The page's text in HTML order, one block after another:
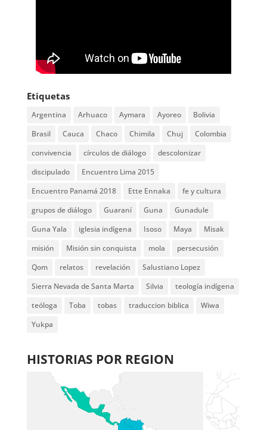
Etiquetas
Argentina Arhuaco Aymara Ayoreo
Bolivia
Brasil
Cauca Chaco Chimila Chuj
Colombia
convivencia
círculos de diálogo
descolonizar
discipulado
Encuentro Lima 2015
Encuentro Panamá 2018
Ette Ennaka
fe y cultura
grupos de diálogo
Guaraní Guna
Gunadule
Guna Yala
iglesia indígena Isoso Maya
Misak
misión
Misión sin conquista mola
persecusión
Qom
relatos revelación
Salustiano Lopez
Sierra Nevada de Santa Marta
Silvia
teología indígena
teóloga
Toba tobas traduccion biblica
Wiwa
Yukpa
HISTORIAS POR REGION